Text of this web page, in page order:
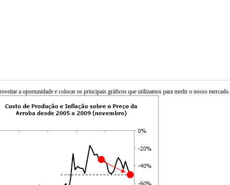
a oportunidade e colocar os principais gráficos que utilizamos para medir o nosso mercado.